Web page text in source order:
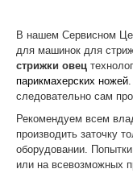
КАТАЛОГ
СХЕМЫ
MOSER
WAHL
ВОПРОС - ОТВЕТ
В нашем Сервисном
для машинок для
стрижки овец
парикмахерских ножей
следовательно сам
Рекомендуем всем
производить заточку
оборудовании.
или на всевозможных